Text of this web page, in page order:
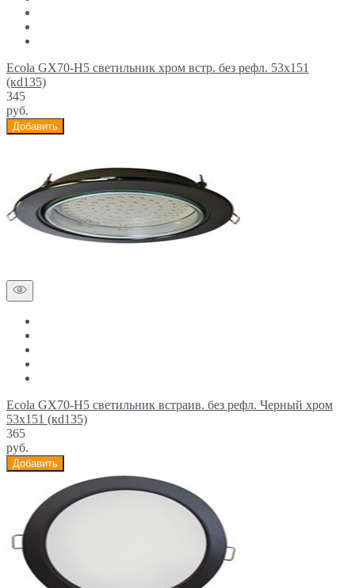
Ecola GX70-H5 светильник хром встр. без рефл. 53x151
(кd135)
345
руб.
Добавить
Ecola GX70-H5 светильник встраив. без рефл. Черный хром
53x151 (кd135)
365
руб.
Добавить